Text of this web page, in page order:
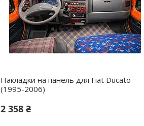
Накладки на панель для Fiat Ducato
(1995-2006)
2 358 ₴